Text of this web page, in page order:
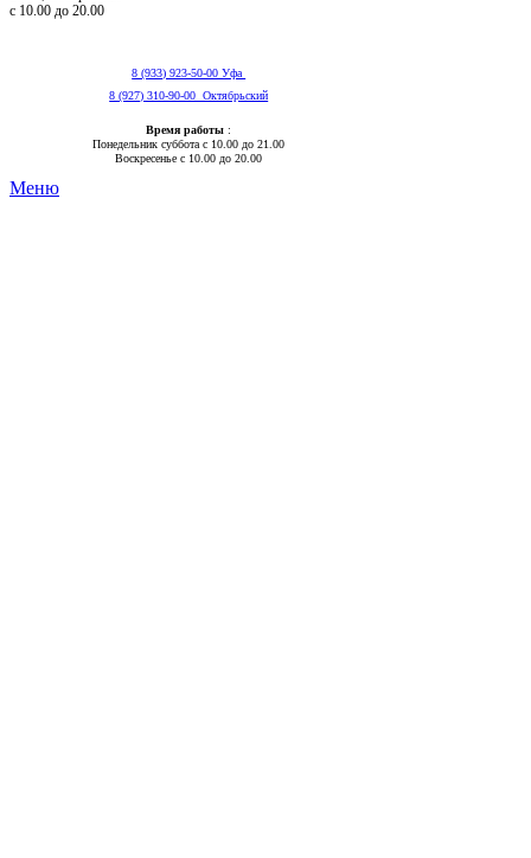
с 10.00 до 20.00
8 (933) 923-50-00 Уфа
8 (927) 310-90-00 Октябрьский
Время работы :
Понедельник суббота с 10.00 до 21.00
Воскресенье с 10.00 до 20.00
Меню